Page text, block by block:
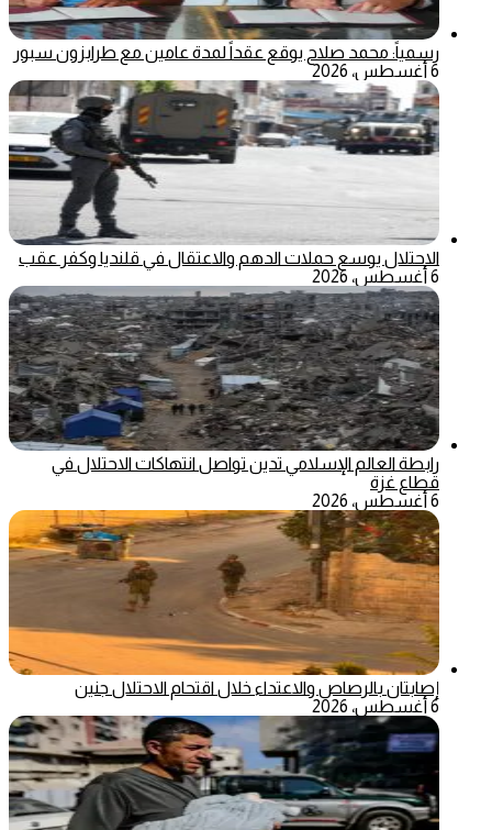
رسمياً: محمد صلاح يوقع عقداً لمدة عامين مع طرابزون سبور
6 أغسطس، 2026
الاحتلال يوسع حملات الدهم والاعتقال في قلنديا وكفر عقب
6 أغسطس، 2026
رابطة العالم الإسلامي تدين تواصل انتهاكات الاحتلال في
قطاع غزة
6 أغسطس، 2026
إصابتان بالرصاص والاعتداء خلال اقتحام الاحتلال جنين
6 أغسطس، 2026